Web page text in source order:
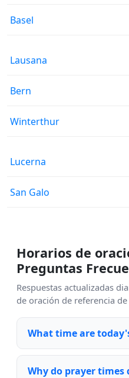
Basel
Lausana
Bern
Winterthur
Lucerna
San Galo
Horarios de
Preguntas
Respuestas actualizadas
de oración de referencia
What time are
Why do prayer